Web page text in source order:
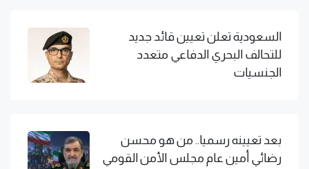
السعودية تعلن تعيين قائد جديد
للتحالف البحري الدفاعي متعدد
الجنسيات
بعد تعيينه رسميا.. من هو محسن
رضائي أمين عام مجلس الأمن القومي